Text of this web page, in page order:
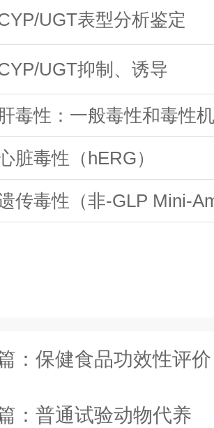
UGT表型分析鉴定
UGT抑制、诱导
毒性：一般毒性和毒性
脏毒性（hERG）
传毒性（非-GLP Mini-
： 保健食品功效性评价
： 普通试验动物代养